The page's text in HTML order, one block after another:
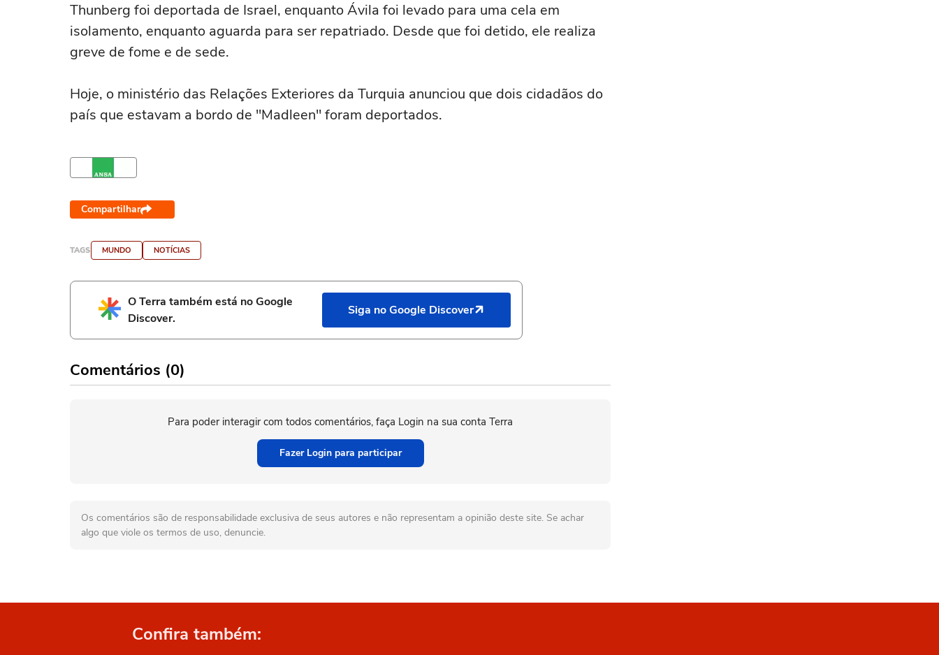
Thunberg foi deportada de Israel, enquanto Ávila foi levado para uma cela em
isolamento, enquanto aguarda para ser repatriado. Desde que foi detido, ele realiza
greve de fome e de sede.
Hoje, o ministério das Relações Exteriores da Turquia anunciou que dois cidadãos do
país que estavam a bordo de "Madleen" foram deportados.
Compartilhar
TAGS MUNDO NOTÍCIAS
O Terra também está no Google
Discover.
Siga no Google Discover
Comentários (0)
Para poder interagir com todos comentários, faça Login na sua conta Terra
Fazer Login para participar
Os comentários são de responsabilidade exclusiva de seus autores e não representam a opinião deste site. Se achar
algo que viole os termos de uso, denuncie.
Confira também: